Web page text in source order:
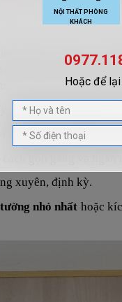
thuộc trong các
hoặc một không
bảo một cách trang
cần lưu ý những điều
trí trung tâm của
gọn gàng và ngăn
xuyên, định kỳ.
nhỏ nhất hoặc